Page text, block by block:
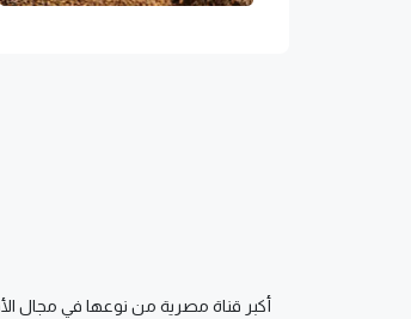
أكبر قناة مصرية من نوعها في مجال